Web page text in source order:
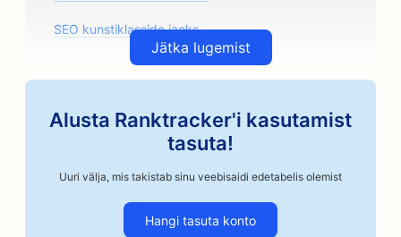
SEO kunstiklasside jaoks
SEO autoosade kauplustele
SEO autoremonditöökodadele
SEO autoettevõtetele
SEO käsitöönduslikele kohviröstritele
Jätka lugemist
Alusta Ranktracker'i kasutamist
tasuta!
Uuri välja, mis takistab sinu veebisaidi edetabelis olemist
Hangi tasuta konto